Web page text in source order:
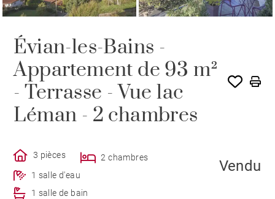
Évian-les-Bains -
Appartement de 93 m²
- Terrasse - Vue lac
Léman - 2 chambres
3 pièces
2 chambres
1 salle d'eau
1 salle de bain
Vendu